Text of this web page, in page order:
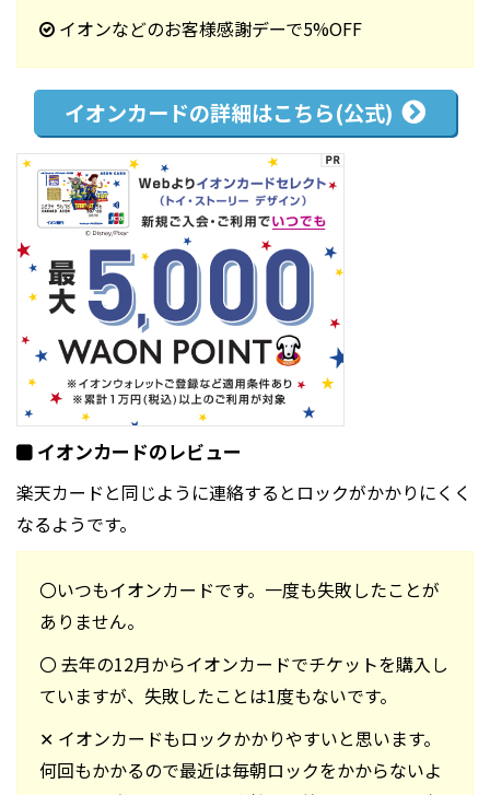
イオンなどのお客様感謝デーで5%OFF
イオンカードの詳細はこちら(公式)
イオンカードのレビュー
楽天カードと同じように連絡するとロックがかかりにくく
なるようです。
〇いつもイオンカードです。一度も失敗したことが
ありません。
〇 去年の12月からイオンカードでチケットを購入し
ていますが、失敗したことは1度もないです。
✕ イオンカードもロックかかりやすいと思います。
何回もかかるので最近は毎朝ロックをかからないよ